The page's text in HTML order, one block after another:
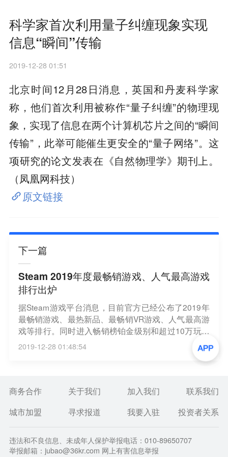
科学家首次利用量子纠缠现象实现
信息“瞬间”传输
2019-12-28 01:51
北京时间12月28日消息，英国和丹麦科学家
称，他们首次利用被称作“量子纠缠”的物理现
象，实现了信息在两个计算机芯片之间的“瞬间
传输”，此举可能催生更安全的“量子网络”。这
项研究的论文发表在《自然物理学》期刊上。
（凤凰网科技）
原文链接
下一篇
Steam 2019年度最畅销游戏、人气最高游戏
排行出炉
据Steam游戏平台消息，目前官方已经公布了2019年
最畅销游戏、最热新品、最畅销VR游戏、人气最高游
戏等排行。同时进入畅销榜铂金级别和超过10万玩家
同时在线的游戏分别是：《绝地求生》、《命运
2》、《Dota 2》、《彩虹六号：围攻》、《全面战
争：三国》、《只狼：影逝二度》、《GTA5》、《星
2019-12-28 01:48:54
商务合作 关于我们 加入我们
联系我们
城市加盟
寻求报道 我要入驻 投资者关系
违法和不良信息、未成年人保护举报电话：010-89650707
举报邮箱：jubao@36kr.com 网上有害信息举报